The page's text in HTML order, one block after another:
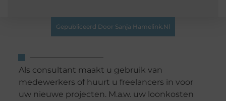
Gepubliceerd Door Sanja Hamelink.nl
Als consultant maakt u gebruik van
medewerkers of huurt u freelancers in voor
uw nieuwe projecten. M.a.w. uw loonkosten